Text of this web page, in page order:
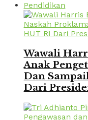
Pendidikan
Wawali
Anak
Dan
Dari